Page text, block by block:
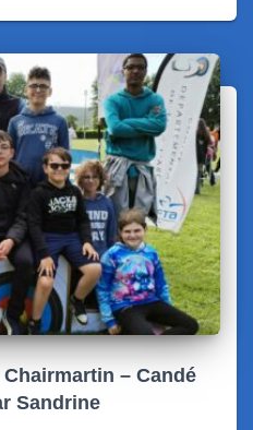
– Candé
Sandrine